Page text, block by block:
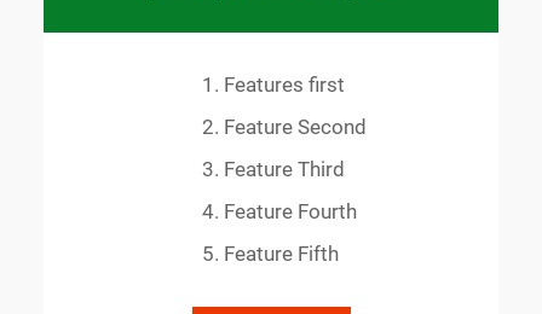
Features first
Feature Second
Feature Third
Feature Fourth
Feature Fifth